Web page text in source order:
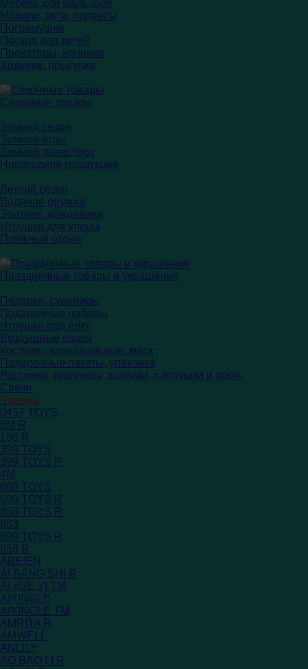
Мебель для малышей
Мобили, дуги, подвесы
Погремушки
Посуда для детей
Проекторы, ночники
Ходунки, прыгунки
Сезонные товары
Зимний сезон
Зимние игры
Зимний транспорт
Новогодняя продукция
Летний сезон
Водяное оружие
Зонтики, дождевики
Игрушки для улицы
Пляжный отдых
Праздничные товары и украшения
Подарки, сувениры
Подарочные наборы
Игрушки под ёлку
Воздушные шары
Костюмы карнавальные, маск
Подарочные пакеты, упаковка
Растяжки, гирлянды, колпаки, хлопушки и проч.
Свечи
Бренды
0457 TOYS
0M R
196 R
399 TOYS
399 TOYS R
4M
669 TOYS
696 TOYS R
858 TOYS R
883
899 TOYS R
958 R
ABEIEN
AI BANG SHI R
AI xUE YI TM
AIYINGLE
AIYINGLE TM
AMRITA R
AMWELL
ANLILY
AO BAO LI R